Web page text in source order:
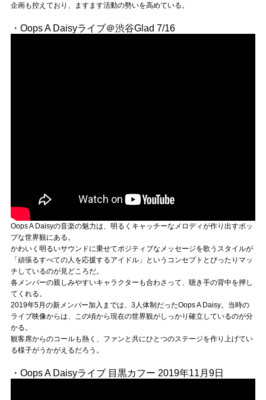
企画も控えており、ますます活動の勢いを高めている。
・Oops A Daisyライブ＠渋谷Glad 7/16
Oops A Daisyの音楽の魅力は、明るくキャッチーなメロディが作り出すポッ
プな世界観にある。
かわいく明るいサウンドに乗せてポジティブなメッセージを歌うスタイルが
「頑張るすべての人を応援するアイドル」というコンセプトとぴったりマッ
チしているのが見どころだ。
各メンバーの親しみやすいキャラクターも合わさって、聴き手の背中を押し
てくれる。
2019年5月の新メンバー加入までは、3人体制だったOops A Daisy。当時の
ライブ映像からは、この頃から現在の世界観がしっかり確立しているのが分
かる。
観客席からのコールも熱く、ファンと共にひとつのステージを作り上げてい
る様子がうかがえるだろう。
・Oops A Daisyライブ 目黒カフー 2019年11月9日